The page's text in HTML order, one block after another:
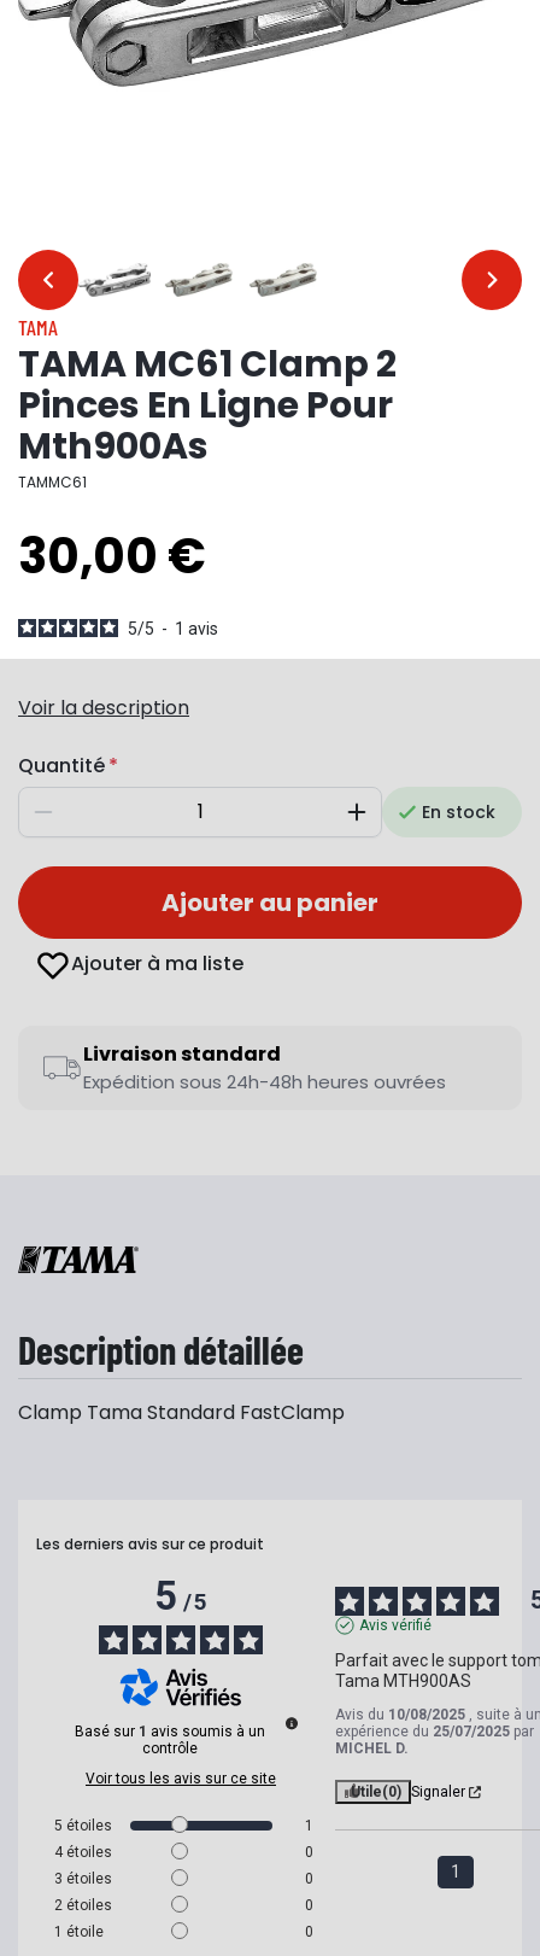
… …
TAMA
TAMA MC61 Clamp 2
Pinces En Ligne Pour
Mth900As
TAMMC61
30,00 €
5/5 - 1 avis
Voir la description
Quantité
Diminuer AugmenterEn stock
Ajouter au panier
Ajouter à ma liste
Livraison standard
Expédition sous 24h-48h heures ouvrées
Description détaillée
Clamp Tama Standard FastClamp
Les derniers avis sur ce produit
5/5
Basé sur 1 avis soumis à un
contrôle
Voir tous les avis sur ce site
5 étoiles
1
4 étoiles
0
3 étoiles
0
2 étoiles
0
1 étoile 0
Avis vérifié
Parfait avec le support
Tama MTH900AS
Avis du 10/08/2025 , suite à
expérience du 25/07/2025 par
MICHEL D.
Utile(0) Signaler
1